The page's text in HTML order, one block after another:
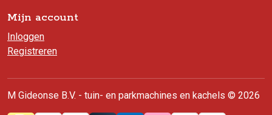
Mijn account
Inloggen
Registreren
M Gideonse B.V. - tuin- en parkmachines en kachels © 2026